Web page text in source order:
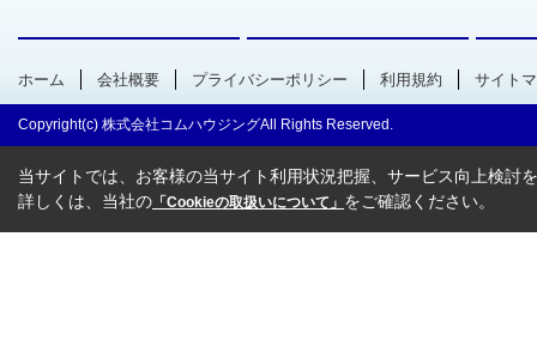
ホーム 会社概要 プライバシーポリシー 利用規約 サイト
Copyright(c) 株式会社コムハウジングAll Rights Reserved.
当サイトでは、お客様の当サイト利用状況把握、サービス向上検討
詳しくは、当社の 「Cookieの取扱いについて」 をご確認ください。